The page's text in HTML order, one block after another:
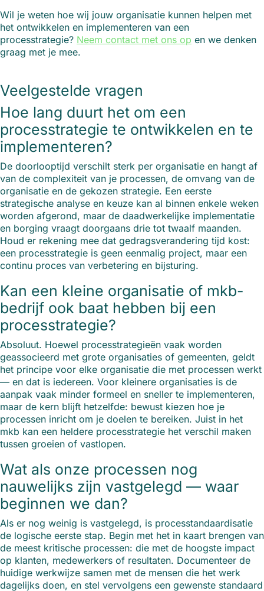
Wil je weten hoe wij jouw organisatie kunnen helpen met
het ontwikkelen en implementeren van een
processtrategie? Neem contact met ons op en we denken
graag met je mee.
Veelgestelde vragen
Hoe lang duurt het om een
processtrategie te ontwikkelen en te
implementeren?
De doorlooptijd verschilt sterk per organisatie en hangt af
van de complexiteit van je processen, de omvang van de
organisatie en de gekozen strategie. Een eerste
strategische analyse en keuze kan al binnen enkele weken
worden afgerond, maar de daadwerkelijke implementatie
en borging vraagt doorgaans drie tot twaalf maanden.
Houd er rekening mee dat gedragsverandering tijd kost:
een processtrategie is geen eenmalig project, maar een
continu proces van verbetering en bijsturing.
Kan een kleine organisatie of mkb-
bedrijf ook baat hebben bij een
processtrategie?
Absoluut. Hoewel processtrategieën vaak worden
geassocieerd met grote organisaties of gemeenten, geldt
het principe voor elke organisatie die met processen werkt
— en dat is iedereen. Voor kleinere organisaties is de
aanpak vaak minder formeel en sneller te implementeren,
maar de kern blijft hetzelfde: bewust kiezen hoe je
processen inricht om je doelen te bereiken. Juist in het
mkb kan een heldere processtrategie het verschil maken
tussen groeien of vastlopen.
Wat als onze processen nog
nauwelijks zijn vastgelegd — waar
beginnen we dan?
Als er nog weinig is vastgelegd, is processtandaardisatie
de logische eerste stap. Begin met het in kaart brengen van
de meest kritische processen: die met de hoogste impact
op klanten, medewerkers of resultaten. Documenteer de
huidige werkwijze samen met de mensen die het werk
dagelijks doen, en stel vervolgens een gewenste standaard